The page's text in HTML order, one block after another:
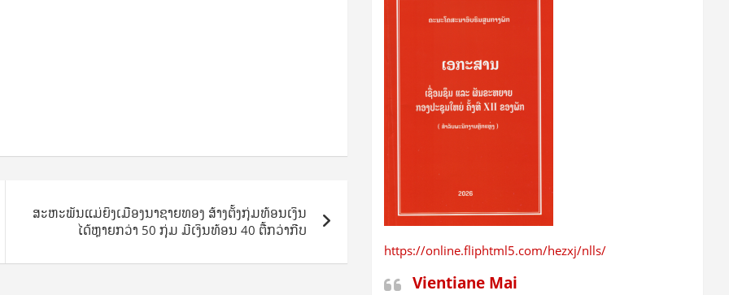
ສະຫະພັນແມ່ຍິງເມືອງນາຊາຍທອງ ສ້າງຕັ້ງກຸ່ມທ້ອນເງິນ
ໄດ້ຫຼາຍກວ່າ 50 ກຸ່ມ ມີເງິນທ້ອນ 40 ຕື້ກວ່າກີບ
https://online.fliphtml5.com/hezxj/nlls/
Vientiane Mai